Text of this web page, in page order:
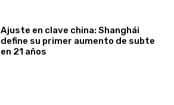
Ajuste en clave china: Shanghái
define su primer aumento de subte
en 21 años